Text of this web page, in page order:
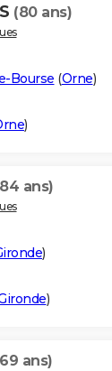
(80 ans)
Bourse (Orne)
)
ans)
)
)
ans)